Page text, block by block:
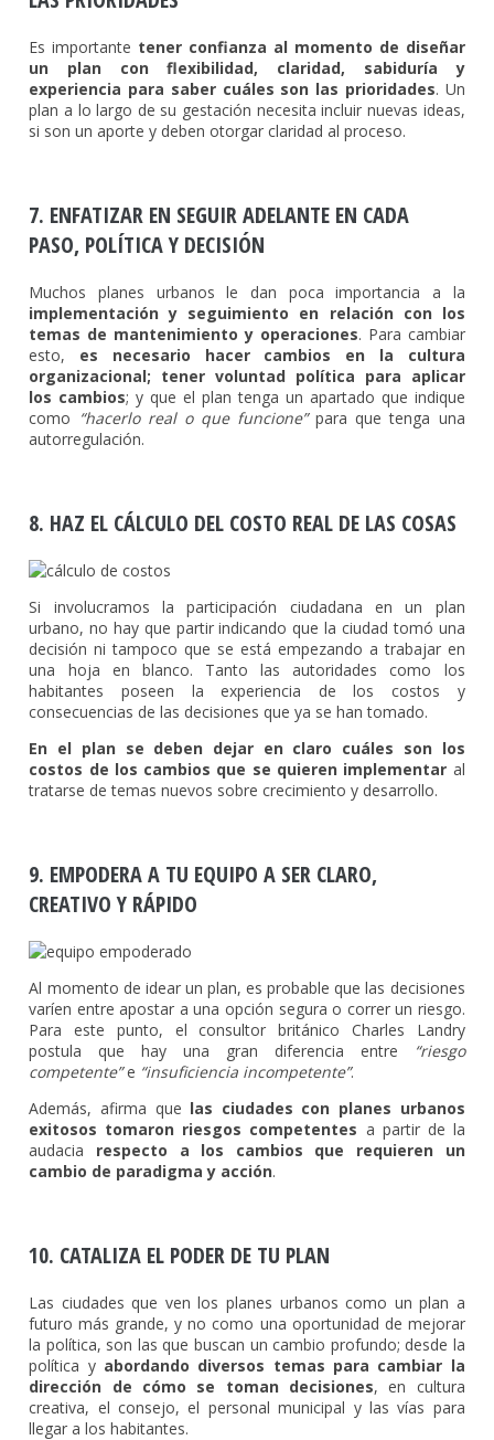
Es importante tener confianza al momento de diseñar
un plan con flexibilidad, claridad, sabiduría y
experiencia para saber cuáles son las prioridades. Un
plan a lo largo de su gestación necesita incluir nuevas ideas,
si son un aporte y deben otorgar claridad al proceso.
7. ENFATIZAR EN SEGUIR ADELANTE EN CADA
PASO, POLÍTICA Y DECISIÓN
Muchos planes urbanos le dan poca importancia a la
implementación y seguimiento en relación con los
temas de mantenimiento y operaciones. Para cambiar
esto, es necesario hacer cambios en la cultura
organizacional; tener voluntad política para aplicar
los cambios; y que el plan tenga un apartado que indique
como “hacerlo real o que funcione”para que tenga una
autorregulación.
8. HAZ EL CÁLCULO DEL COSTO REAL DE LAS COSAS
Si involucramos la participación ciudadana en un plan
urbano, no hay que partir indicando que la ciudad tomó una
decisión ni tampoco que se está empezando a trabajar en
una hoja en blanco. Tanto las autoridades como los
habitantes poseen la experiencia de los costos y
consecuencias de las decisiones que ya se han tomado.
En el plan se deben dejar en claro cuáles son los
costos de los cambios que se quieren implementar al
tratarse de temas nuevos sobre crecimiento y desarrollo.
9. EMPODERA A TU EQUIPO A SER CLARO,
CREATIVO Y RÁPIDO
Al momento de idear un plan, es probable que las decisiones
varíen entre apostar a una opción segura o correr un riesgo.
Para este punto, el consultor británico Charles Landry
postula que hay una gran diferencia entre
“riesgo
competente”e “insuficiencia incompetente”.
Además, afirma que las ciudades con planes urbanos
exitosos tomaron riesgos competentes a partir de la
audacia respecto a los cambios que requieren un
cambio de paradigma y acción.
10. CATALIZA EL PODER DE TU PLAN
Las ciudades que ven los planes urbanos como un plan a
futuro más grande, y no como una oportunidad de mejorar
la política, son las que buscan un cambio profundo; desde la
política y abordando diversos temas para cambiar la
dirección de cómo se toman decisiones, en cultura
creativa, el consejo, el personal municipal y las vías para
llegar a los habitantes.